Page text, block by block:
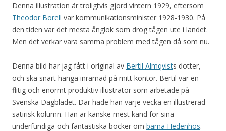
Denna illustration är troligtvis gjord vintern 1929, eftersom
Theodor Borell var kommunikationsminister 1928-1930. På
den tiden var det mesta ånglok som drog tågen ute i landet.
Men det verkar vara samma problem med tågen då som nu.
Denna bild har jag fått i original av Bertil Almqvists dotter,
och ska snart hänga inramad på mitt kontor. Bertil var en
flitig och enormt produktiv illustratör som arbetade på
Svenska Dagbladet. Där hade han varje vecka en illustrerad
satirisk kolumn. Han är kanske mest känd för sina
underfundiga och fantastiska böcker om barna Hedenhös.